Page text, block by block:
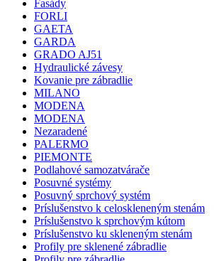
Fasády
FORLI
GAETA
GARDA
GRADO AJ51
Hydraulické závesy
Kovanie pre zábradlie
MILANO
MODENA
MODENA
Nezaradené
PALERMO
PIEMONTE
Podlahové samozatvárače
Posuvné systémy
Posuvný sprchový systém
Príslušenstvo k celoskleneným stenám
Príslušenstvo k sprchovým kútom
Príslušenstvo ku skleneným stenám
Profily pre sklenené zábradlie